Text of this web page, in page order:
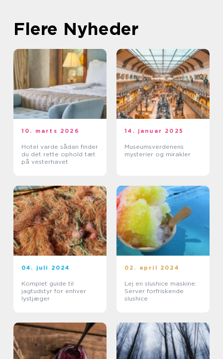
Flere Nyheder
10. marts 2026
Hotel varde sådan finder
du det rette ophold tæt
på vesterhavet
14. januar 2025
Museumsverdenens
mysterier og mirakler
04. juli 2024
Komplet guide til
jagtudstyr for enhver
lystjæger
02. april 2024
Lej en slushice maskine:
Server forfriskende
slushice